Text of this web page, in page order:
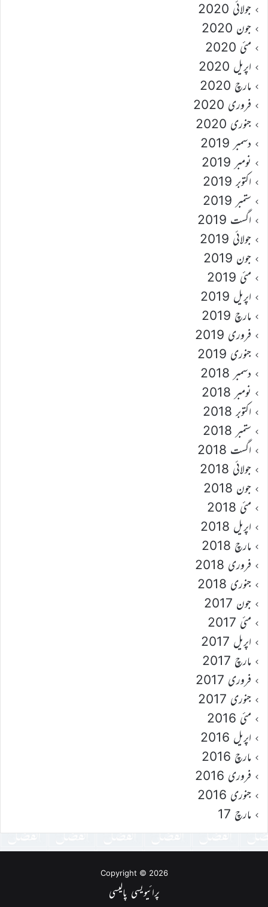
جولائی 2020
جون 2020
مئی 2020
اپریل 2020
مارچ 2020
فروری 2020
جنوری 2020
دسمبر 2019
نومبر 2019
اکتوبر 2019
ستمبر 2019
اگست 2019
جولائی 2019
جون 2019
مئی 2019
اپریل 2019
مارچ 2019
فروری 2019
جنوری 2019
دسمبر 2018
نومبر 2018
اکتوبر 2018
ستمبر 2018
اگست 2018
جولائی 2018
جون 2018
مئی 2018
اپریل 2018
مارچ 2018
فروری 2018
جنوری 2018
جون 2017
مئی 2017
اپریل 2017
مارچ 2017
فروری 2017
جنوری 2017
مئی 2016
اپریل 2016
مارچ 2016
فروری 2016
جنوری 2016
مارچ 17
Copyright © 2026
پرائیویسی پالیسی